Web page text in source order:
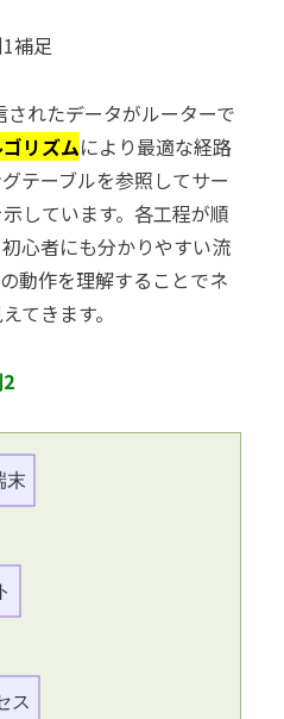
補足
されたデータがルーターで
リズムにより最適な経路
テーブルを参照してサー
しています。各工程が順
心者にも分かりやすい流
動作を理解することでネ
てきます。
末
ス